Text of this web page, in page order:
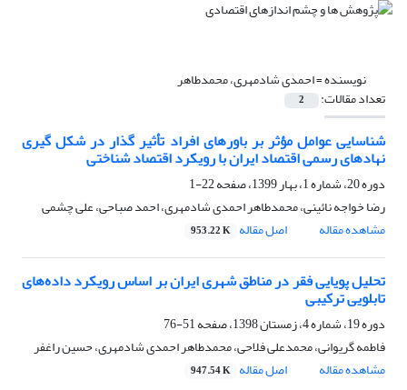
نویسنده =احمدی شادمهری، محمدطاهر
تعداد مقالات: 2
شناسایی عوامل مؤثر بر باورهای افراد تأثیر گذار در شکل گیری
نهادهای رسمی اقتصاد ایران با رویکرد اقتصاد شناختی
دوره 20، شماره 1، بهار 1399، صفحه
22-1
رضا خواجه نائینی، محمدطاهر احمدی شادمهری، احمد صباحی، علی چشمی
مشاهده مقاله
اصل مقاله 953.22 K
تحلیل پویایی فقر در مناطق شهری ایران بر اساس رویکرد داده‌های
تابلویی ترکیبی
دوره 19، شماره 4، زمستان 1398، صفحه
51-76
فاطمه گریوانی، محمدعلی فلاحی، محمدطاهر احمدی شادمهری، حسین راغفر
مشاهده مقاله
اصل مقاله 947.54 K